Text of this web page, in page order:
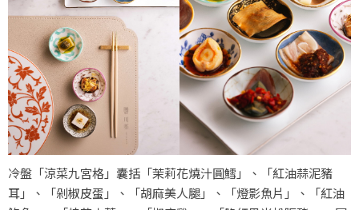
冷盤「涼菜九宮格」囊括「茉莉花燒汁圓鱈」、「紅油蒜泥豬
耳」、「剁椒皮蛋」、「胡麻美人腿」、「燈影魚片」、「紅油